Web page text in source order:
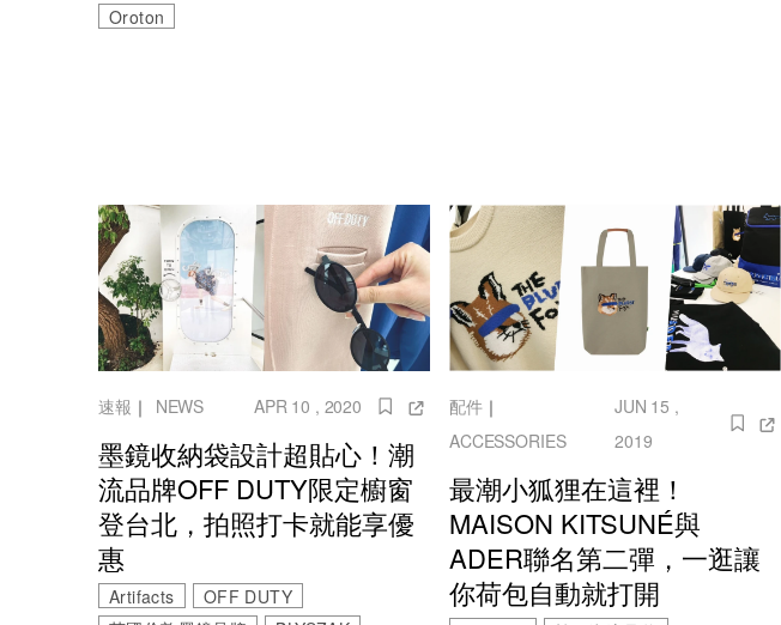
Oroton
速報 ｜ NEWS APR 10 , 2020
墨鏡收納袋設計超貼心！潮
流品牌OFF DUTY限定櫥窗
登台北，拍照打卡就能享優
惠
Artifacts
OFF DUTY
配件｜
ACCESSORIES
JUN 15 ,
2019
最潮小狐狸在這裡！
MAISON KITSUNÉ與
ADER聯名第二彈，一逛讓
你荷包自動就打開